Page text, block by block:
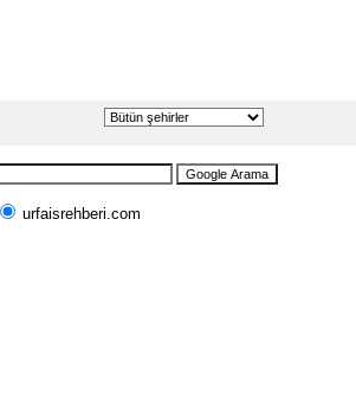
urfaisrehberi.com